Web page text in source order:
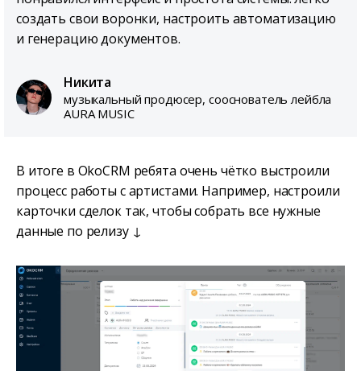
создать свои воронки, настроить автоматизацию
и генерацию документов.
Никита
музыкальный продюсер, сооснователь лейбла
AURA MUSIC
В итоге в OkoCRM ребята очень чётко выстроили
процесс работы с артистами. Например, настроили
карточки сделок так, чтобы собрать все нужные
данные по релизу ↓